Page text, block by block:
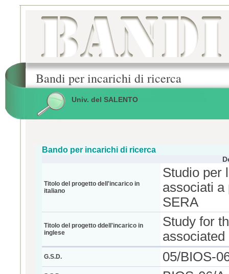
Bandi per incarichi di ricerca
Univ. del SALENTO
Bando per incarichi di ricerca
Titolo del progetto dell'incarico in
italiano
Studio per
associati a
SERA
Titolo del progetto ddell'incarico in
inglese
Study for
G.S.D. 05/BIOS-